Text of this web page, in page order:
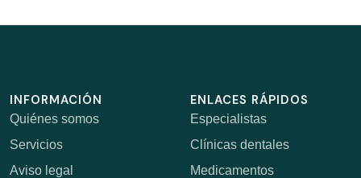
INFORMACIÓN
Quiénes somos
Servicios
Aviso legal
ENLACES RÁPIDOS
Especialistas
Clínicas dentales
Medicamentos